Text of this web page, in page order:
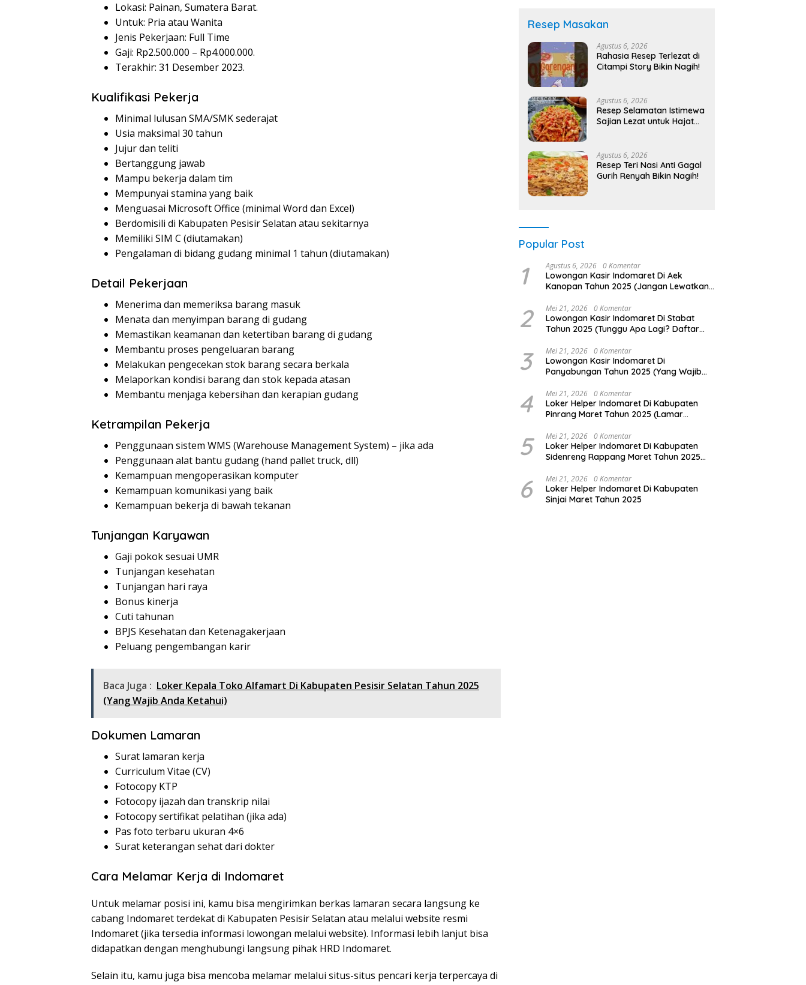
Lokasi: Painan, Sumatera Barat.
Untuk: Pria atau Wanita
Jenis Pekerjaan: Full Time
Gaji: Rp2.500.000 – Rp4.000.000.
Terakhir: 31 Desember 2023.
Kualifikasi Pekerja
Minimal lulusan SMA/SMK sederajat
Usia maksimal 30 tahun
Jujur dan teliti
Bertanggung jawab
Mampu bekerja dalam tim
Mempunyai stamina yang baik
Menguasai Microsoft Office (minimal Word dan Excel)
Berdomisili di Kabupaten Pesisir Selatan atau sekitarnya
Memiliki SIM C (diutamakan)
Pengalaman di bidang gudang minimal 1 tahun (diutamakan)
Detail Pekerjaan
Menerima dan memeriksa barang masuk
Menata dan menyimpan barang di gudang
Memastikan keamanan dan ketertiban barang di gudang
Membantu proses pengeluaran barang
Melakukan pengecekan stok barang secara berkala
Melaporkan kondisi barang dan stok kepada atasan
Membantu menjaga kebersihan dan kerapian gudang
Ketrampilan Pekerja
Penggunaan sistem WMS (Warehouse Management System) – jika ada
Penggunaan alat bantu gudang (hand pallet truck, dll)
Kemampuan mengoperasikan komputer
Kemampuan komunikasi yang baik
Kemampuan bekerja di bawah tekanan
Tunjangan Karyawan
Gaji pokok sesuai UMR
Tunjangan kesehatan
Tunjangan hari raya
Bonus kinerja
Cuti tahunan
BPJS Kesehatan dan Ketenagakerjaan
Peluang pengembangan karir
Baca Juga : Loker Kepala Toko Alfamart Di Kabupaten Pesisir Selatan Tahun 2025
(Yang Wajib Anda Ketahui)
Dokumen Lamaran
Surat lamaran kerja
Curriculum Vitae (CV)
Fotocopy KTP
Fotocopy ijazah dan transkrip nilai
Fotocopy sertifikat pelatihan (jika ada)
Pas foto terbaru ukuran 4×6
Surat keterangan sehat dari dokter
Cara Melamar Kerja di Indomaret
Untuk melamar posisi ini, kamu bisa mengirimkan berkas lamaran secara langsung ke
cabang Indomaret terdekat di Kabupaten Pesisir Selatan atau melalui website resmi
Indomaret (jika tersedia informasi lowongan melalui website). Informasi lebih lanjut bisa
didapatkan dengan menghubungi langsung pihak HRD Indomaret.
Selain itu, kamu juga bisa mencoba melamar melalui situs-situs pencari kerja terpercaya di
Resep Masakan
Agustus 6, 2026
Rahasia Resep Terlezat di
Citampi Story Bikin Nagih!
Agustus 6, 2026
Resep Selamatan Istimewa
Sajian Lezat untuk Hajat
Agustus 6, 2026
Resep Teri Nasi Anti Gagal
Gurih Renyah Bikin Nagih!
Popular Post
1 Agustus 6, 2026 0 Komentar
Lowongan Kasir Indomaret Di Aek
Kanopan Tahun 2025 (Jangan Lewatkan
2 Mei 21, 2026 0 Komentar
Lowongan Kasir Indomaret Di Stabat
Tahun 2025 (Tunggu Apa Lagi? Daftar
3 Mei 21, 2026 0 Komentar
Lowongan Kasir Indomaret Di
Panyabungan Tahun 2025 (Yang Wajib
4 Mei 21, 2026 0 Komentar
Loker Helper Indomaret Di Kabupaten
Pinrang Maret Tahun 2025 (Lamar
5 Mei 21, 2026 0 Komentar
Loker Helper Indomaret Di Kabupaten
Sidenreng Rappang Maret Tahun 2025
6 Mei 21, 2026 0 Komentar
Loker Helper Indomaret Di Kabupaten
Sinjai Maret Tahun 2025